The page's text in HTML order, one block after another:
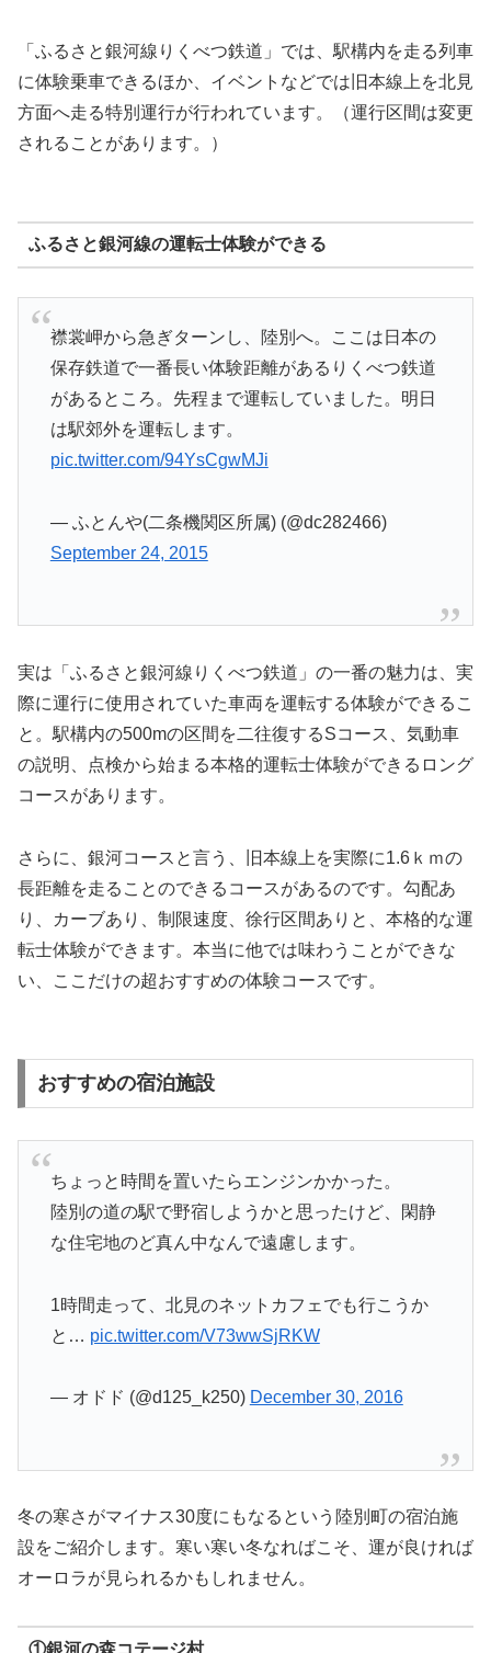
「ふるさと銀河線りくべつ鉄道」では、駅構内を走る列車
に体験乗車できるほか、イベントなどでは旧本線上を北見
方面へ走る特別運行が行われています。（運行区間は変更
されることがあります。）
ふるさと銀河線の運転士体験ができる
襟裳岬から急ぎターンし、陸別へ。ここは日本の
保存鉄道で一番長い体験距離があるりくべつ鉄道
があるところ。先程まで運転していました。明日
は駅郊外を運転します。
pic.twitter.com/94YsCgwMJi
— ふとんや(二条機関区所属) (@dc282466)
September 24, 2015
実は「ふるさと銀河線りくべつ鉄道」の一番の魅力は、実
際に運行に使用されていた車両を運転する体験ができるこ
と。駅構内の500mの区間を二往復するSコース、気動車
の説明、点検から始まる本格的運転士体験ができるロング
コースがあります。
さらに、銀河コースと言う、旧本線上を実際に1.6ｋｍの
長距離を走ることのできるコースがあるのです。勾配あ
り、カーブあり、制限速度、徐行区間ありと、本格的な運
転士体験ができます。本当に他では味わうことができな
い、ここだけの超おすすめの体験コースです。
おすすめの宿泊施設
ちょっと時間を置いたらエンジンかかった。
陸別の道の駅で野宿しようかと思ったけど、閑静
な住宅地のど真ん中なんで遠慮します。
1時間走って、北見のネットカフェでも行こうか
と… pic.twitter.com/V73wwSjRKW
— オドド (@d125_k250) December 30, 2016
冬の寒さがマイナス30度にもなるという陸別町の宿泊施
設をご紹介します。寒い寒い冬なればこそ、運が良ければ
オーロラが見られるかもしれません。
①銀河の森コテージ村